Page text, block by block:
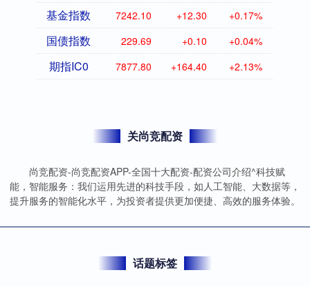
基金指数 7242.10 +12.30 +0.17%
国债指数 229.69 +0.10 +0.04%
期指IC0 7877.80 +164.40 +2.13%
关尚竞配资
尚竞配资-尚竞配资APP-全国十大配资-配资公司介绍^科技赋
能，智能服务：我们运用先进的科技手段，如人工智能、大数据等，
提升服务的智能化水平，为投资者提供更加便捷、高效的服务体验。
话题标签